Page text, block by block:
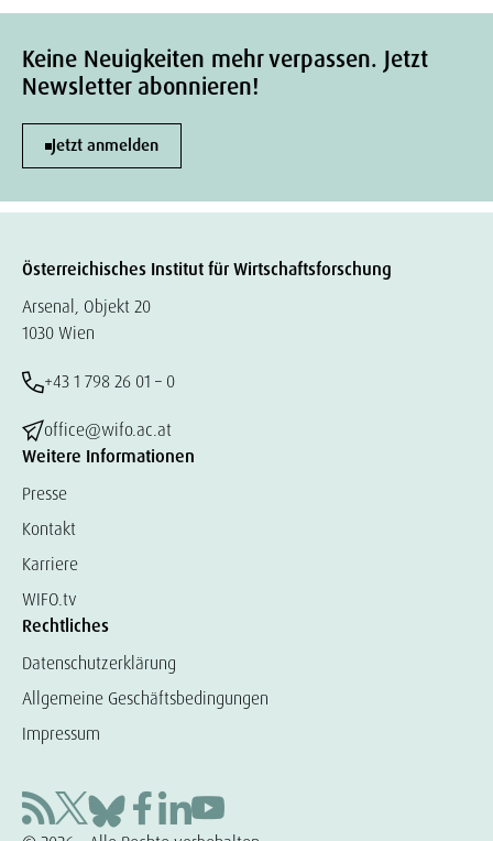
Keine Neuigkeiten mehr verpassen. Jetzt
Newsletter abonnieren!
Jetzt anmelden
Österreichisches Institut für Wirtschaftsforschung
Arsenal, Objekt 20
1030 Wien
+43 1 798 26 01 – 0
office@wifo.ac.at
Weitere Informationen
Presse
Kontakt
Karriere
WIFO.tv
Rechtliches
Datenschutzerklärung
Allgemeine Geschäftsbedingungen
Impressum